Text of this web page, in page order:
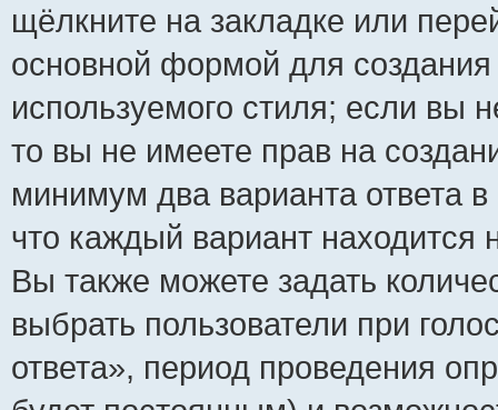
щёлкните на закладке или
основной формой для
используемого стиля; если вы
то вы не имеете прав на
минимум два варианта ответа
что каждый вариант находится
Вы также можете задать
выбрать пользователи при
ответа», период проведения